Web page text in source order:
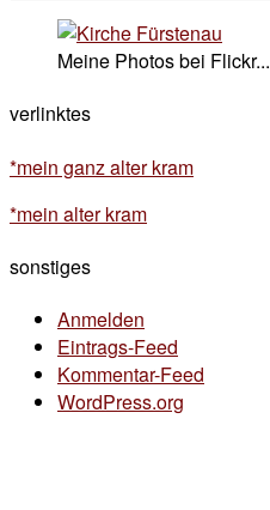
Meine Photos bei Flickr...
verlinktes
*mein ganz alter kram
*mein alter kram
sonstiges
Anmelden
Eintrags-Feed
Kommentar-Feed
WordPress.org